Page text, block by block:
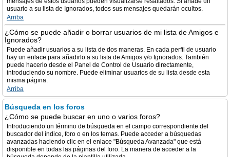
usuario a su lista de Ignorados, todos sus mensajes quedarán ocultos.
Arriba
¿Cómo se puede añadir o borrar usuarios de mi lista de Amigos e
Ignorados?
Puede añadir usuarios a su lista de dos maneras. En cada perfil de usuario
hay un enlace para añadirlo a su lista de Amigos y/o Ignorados. También
puede hacerlo desde el Panel de Control de Usuario directamente,
introduciendo su nombre. Puede eliminar usuarios de su lista desde esta
misma página.
Arriba
Búsqueda en los foros
¿Cómo se puede buscar en uno o varios foros?
Introduciendo un término de búsqueda en el campo correspondiente del
buscador del índice, foro o en los temas. Puede acceder a búsquedas
avanzadas haciendo clic en el enlace "Búsqueda Avanzada" que está
disponible en todas las páginas del foro. La manera de acceder a la